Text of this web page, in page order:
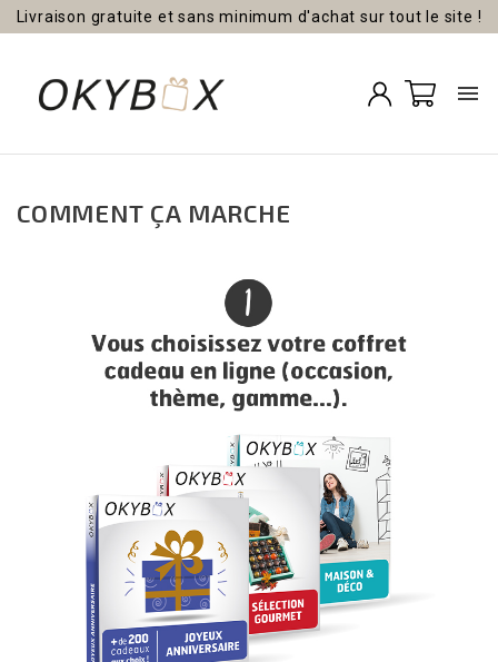
Livraison gratuite et sans minimum d'achat sur tout le site !

COMMENT ÇA MARCHE